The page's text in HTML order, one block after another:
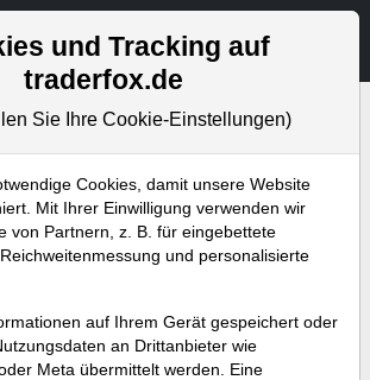
Aktien- und Artikelsuche
Alle Aufzeichnungen
und Tracking auf
traderfox.de
Sie Ihre Cookie-Einstellungen)
Cookies, damit unsere Website
Mit Ihrer Einwilligung verwenden wir
von Partnern, z. B. für eingebettete
und personalisierte
auf Ihrem Gerät gespeichert oder
an Drittanbieter wie
Meta übermittelt werden. Eine